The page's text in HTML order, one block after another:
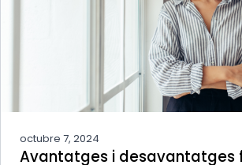
octubre 7, 2024
Avantatges i desavantatges